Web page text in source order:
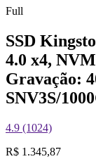
Full
SSD
4.0 x4,
Gravação:
SNV3S/
4.9 (1024)
R$ 1.345,87